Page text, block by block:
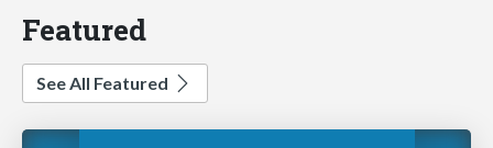
Featured
See All Featured